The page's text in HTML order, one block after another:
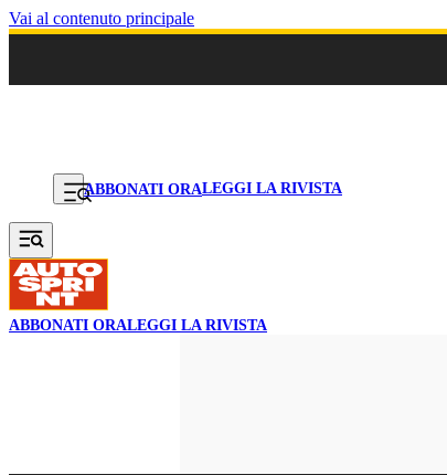
Vai al contenuto principale
ABBONATI ORALEGGI LA RIVISTA
ABBONATI ORALEGGI LA RIVISTA